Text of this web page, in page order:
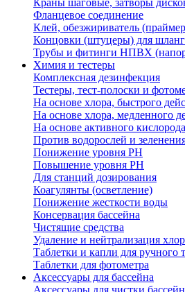
Краны шаговые, затворы
Фланцевое соединение
Клей, обезжириватель
Концовки (штуцеры) для
Трубы и фитинги НПВХ
Химия и тестеры
Комплексная дезинфекция
Тестеры, тест-полоски и
На основе хлора, быстрого
На основе хлора, медленного
На основе активного кислорода
Против водорослей и
Понижение уровня РН
Повышение уровня РН
Для станций дозирования
Коагулянты (осветление)
Понижение жесткости воды
Консервация бассейна
Чистящие средства
Удаление и нейтрализация
Таблетки и капли для ручного
Таблетки для фотометра
Аксессуары для бассейна
Аксессуары для чистки